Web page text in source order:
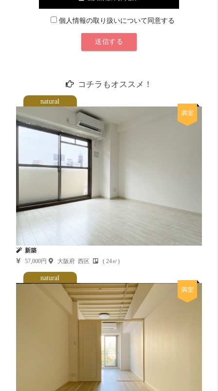
個人情報の取り扱いについて同意する
コチラもオススメ！
natural
満室
新築
57,000円
大阪府 西区 ( 24㎡)
natural
満室